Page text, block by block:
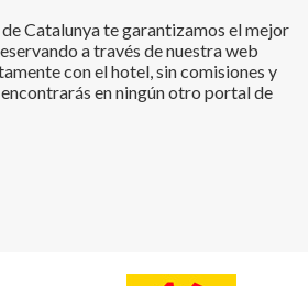
Catalunya te garantizamos el mejor
a través de nuestra web
con el hotel, sin comisiones y
en ningún otro portal de